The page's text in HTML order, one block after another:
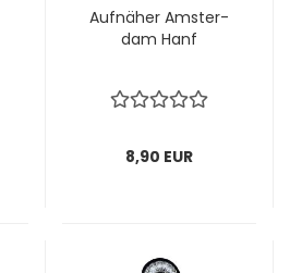
Auf­nä­her Ams­ter­
dam Hanf
8,90 EUR